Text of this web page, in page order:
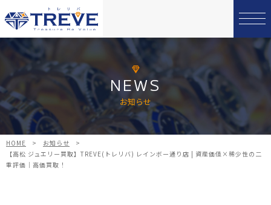
NEWS
お知らせ
HOME > お知らせ
>
【高松 ジュエリー買取】TREVE(トレリバ) レインボー通り店 | 資産価値×稀少性の二
重評価｜高価買取！